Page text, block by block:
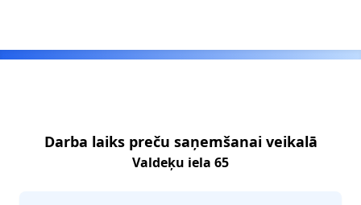
Darba laiks preču saņemšanai veikalā
Valdeķu iela 65